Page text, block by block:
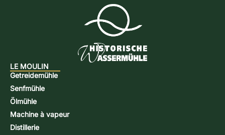
LE MOULIN
Getreidemühle
Senfmühle
Ölmühle
Machine à vapeur
Distillerie